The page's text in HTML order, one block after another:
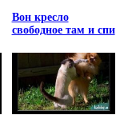
Вон кресло
свободное там и спи